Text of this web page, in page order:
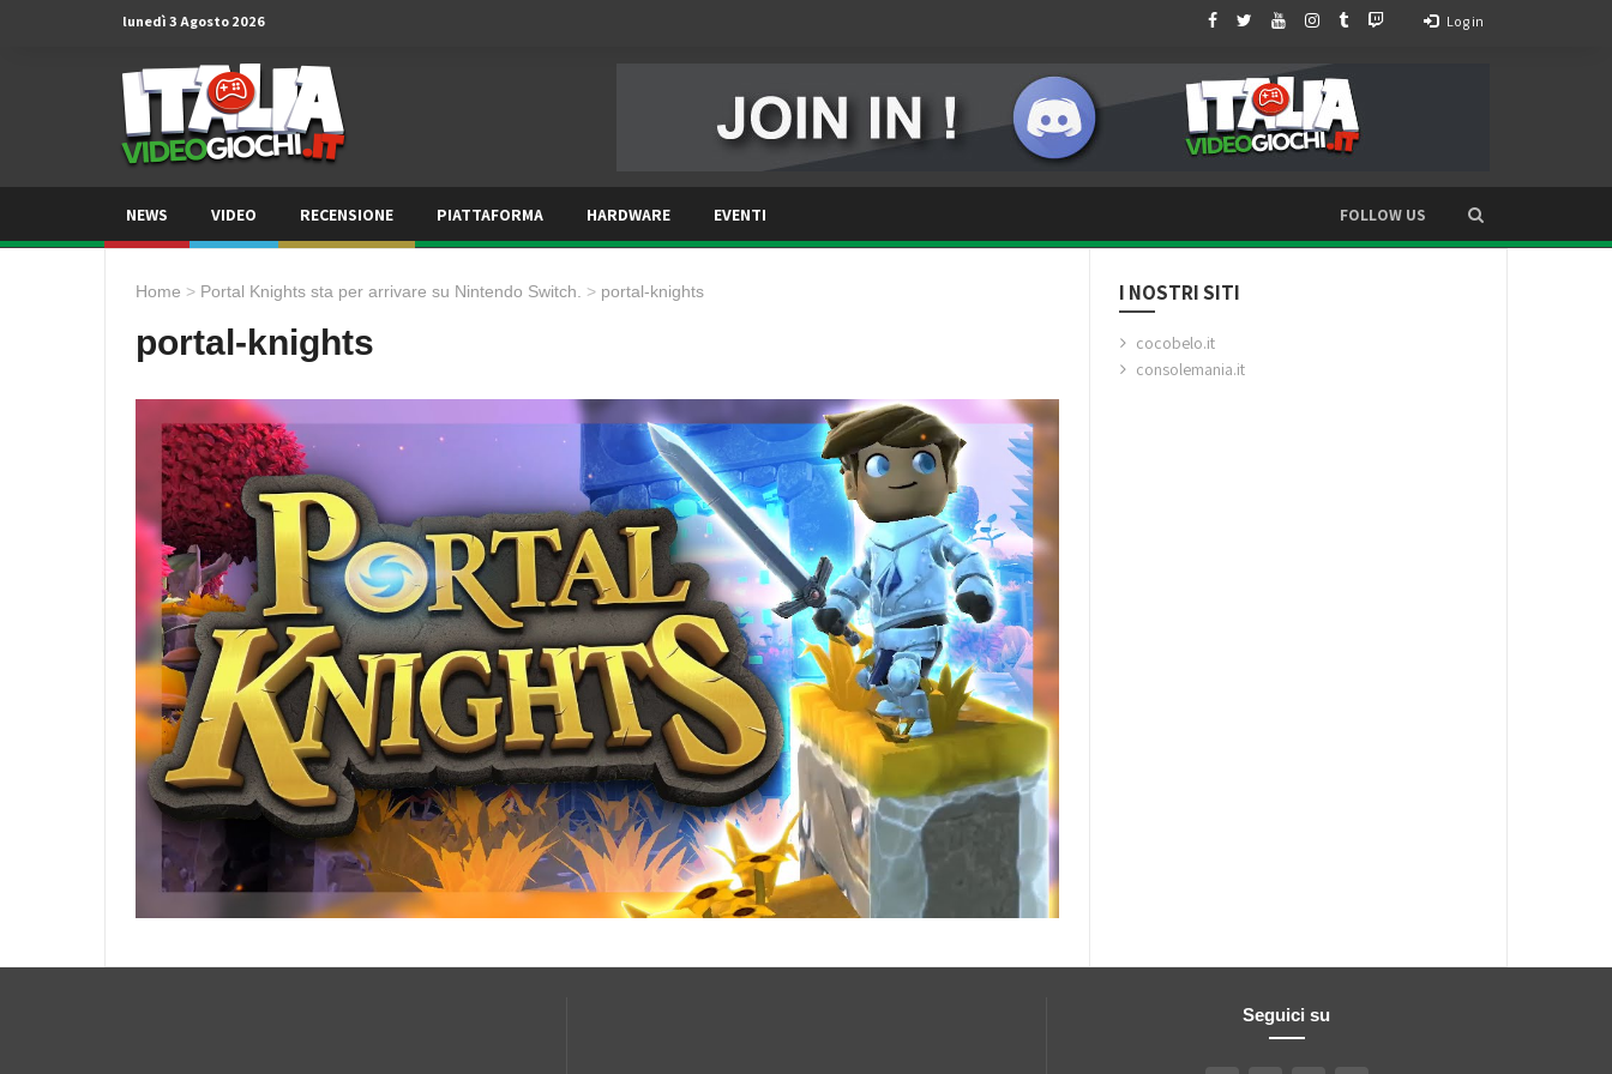
lunedì 3 Agosto 2026 Log in
NEWS VIDEO RECENSIONE PIATTAFORMA HARDWARE EVENTI FOLLOW US
Home > Portal Knights sta per arrivare su Nintendo Switch. > portal-knights
portal-knights
I NOSTRI SITI
cocobelo.it
consolemania.it
Seguici su